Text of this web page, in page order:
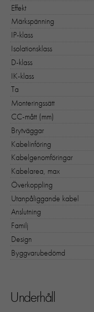
Effekt
Märkspänning
IP-klass
Isolationsklass
D-klass
IK-klass
Ta
Monteringssätt
CC-mått (mm)
Brytväggar
Kabelinföring
Kabelgenomföringar
Kabelarea, max
Överkoppling
Utanpåliggande kabel
Anslutning
Familj
Design
Byggvarubedömd
Underhåll